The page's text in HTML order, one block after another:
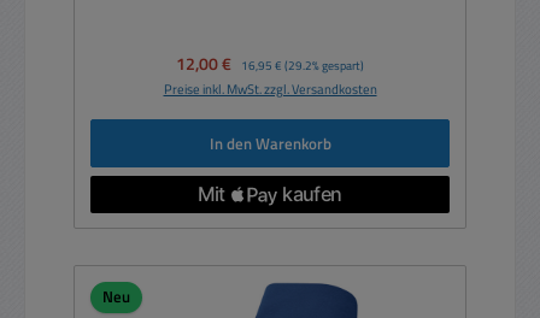
Verkaufspreis:
12,00 € Regulärer Preis:
16,95 € (29.2% gespart)
Preise inkl. MwSt. zzgl. Versandkosten
In den Warenkorb
Neu